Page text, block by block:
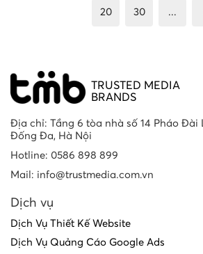
20 30 ...
TRUSTED MEDIA
BRANDS
Địa chỉ: Tầng 6 tòa nhà số 14 Pháo Đài
Đống Đa, Hà Nội
Hotline: 0586 898 899
Mail: info@trustmedia.com.vn
Dịch vụ
Dịch Vụ Thiết Kế Website
Dịch Vụ Quảng Cáo Google Ads